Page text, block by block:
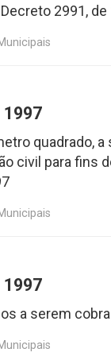
2991, de
1997
quadrado,
civil para fins
1997
a serem